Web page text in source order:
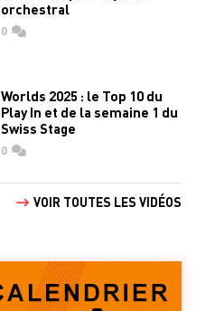
orchestral
0commentaires
Worlds 2025 : le Top 10 du
Play In et de la semaine 1 du
Swiss Stage
0commentaires
VOIR TOUTES LES VIDÉOS